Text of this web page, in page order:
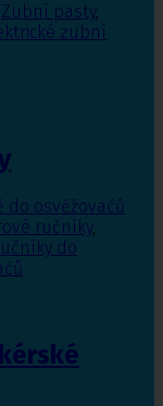
Zubní pasty,
zubní
do osvěžovačů
ručníky,
do